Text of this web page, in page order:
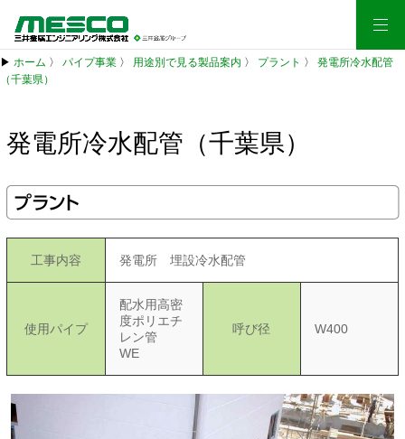
▶ ホーム 〉 パイプ事業 〉 用途別で見る製品案内 〉 プラント 〉 発電所冷水配管
（千葉県）
発電所冷水配管（千葉県）
プラント
工事内容 発電所 埋設冷水配管
使用パイプ
配水用高密
度ポリエチ
レン管
WE
呼び径 W400